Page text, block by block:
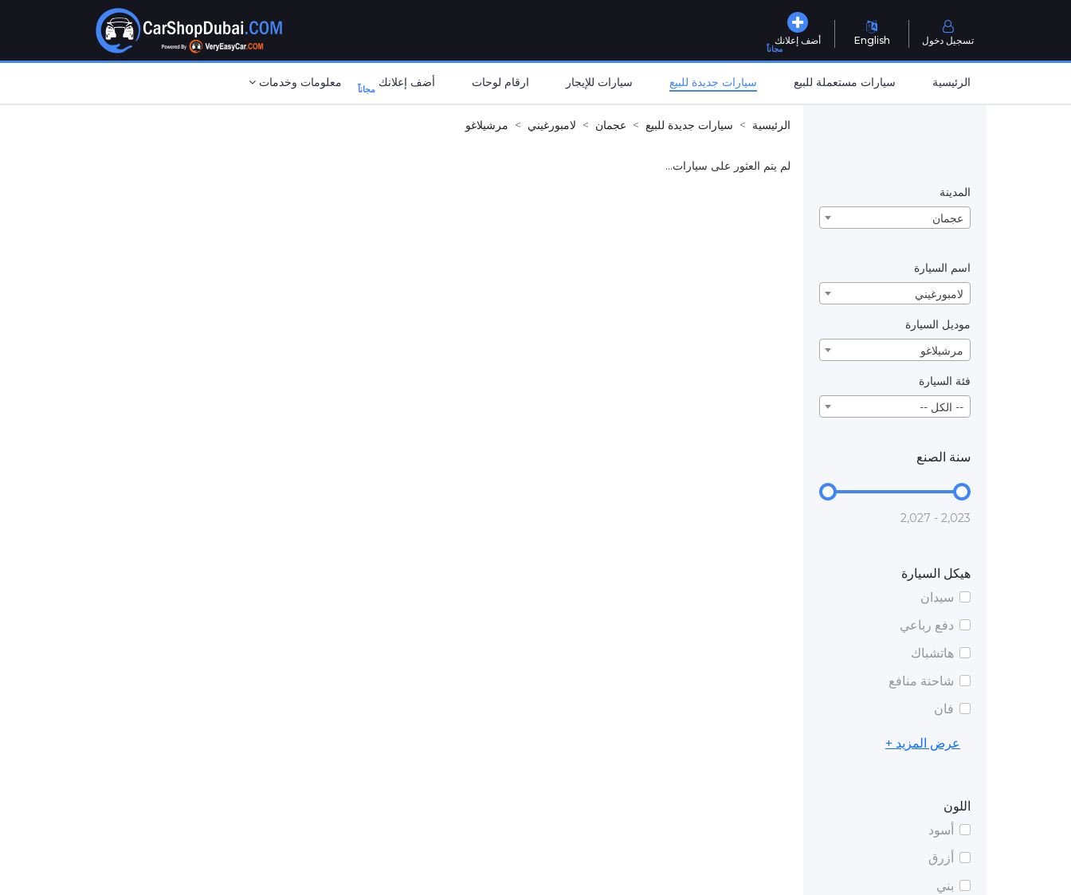
أضف إعلانك
مجاناً
English تسجيل دخول
الرئيسية سيارات مستعملة للبيع سيارات جديدة للبيع سيارات للإيجار ارقام لوحات أضف إعلانك مجاناً معلومات وخدمات
المدينة
عجمان
اسم السيارة
لامبورغيني
موديل السيارة
مرشيلاغو
فئة السيارة
-- الكل --
سنة الصنع
2,023 - 2,027
هيكل السيارة
سيدان
دفع رباعي
هاتشباك
شاحنة منافع
فان
عرض المزيد +
اللون
أسود
أزرق
بني
الرئيسية سيارات جديدة للبيع عجمان لامبورغيني مرشيلاغو
لم يتم العثور على سيارات...